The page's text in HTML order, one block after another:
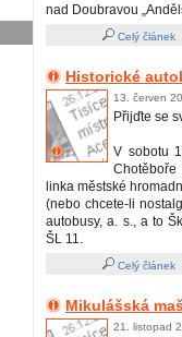
nad Doubravou
Celý článek
Historické
13. červen
Přijďte se
V sobotu
linka městské
(nebo chcete-li
autobusy, a. s., a to
ŠL 11.
Celý článek
Mikulášská
21. listopad